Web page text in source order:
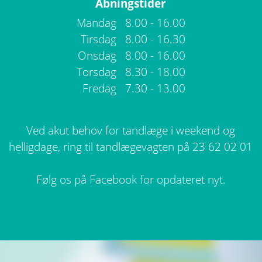
Åbningstider
Mandag
Tirsdag
Onsdag
Torsdag
Fredag
8.00 - 16.00
8.00 - 16.30
8.00 - 16.00
8.30 - 18.00
7.30 - 13.00
Ved akut behov for tandlæge i weekend og
helligdage, ring til tandlægevagten på 23 62 02 01
Følg os på Facebook for opdateret nyt.